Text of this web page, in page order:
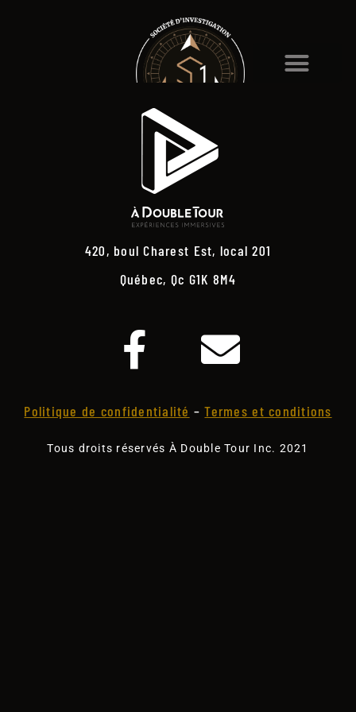
420, boul Charest Est, local 201
Québec, Qc G1K 8M4
Politique de confidentialité –Termes et conditions
Tous droits réservés À Double Tour Inc. 2021